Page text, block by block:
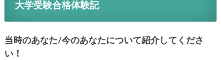
大学受験合格体験記
当時のあなた/今のあなたについて紹介してくださ
い！